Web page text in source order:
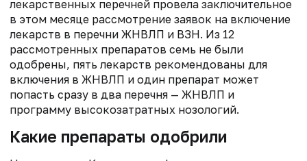
лекарственных перечней провела заключительное
в этом месяце рассмотрение заявок на включение
лекарств в перечни ЖНВЛП и ВЗН. Из 12
рассмотренных препаратов семь не были
одобрены, пять лекарств рекомендованы для
включения в ЖНВЛП и один препарат может
попасть сразу в два перечня — ЖНВЛП и
программу высокозатратных нозологий.
Какие препараты одобрили